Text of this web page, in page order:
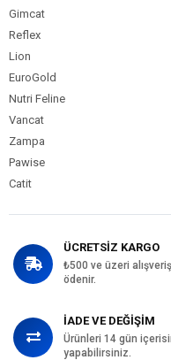
Gimcat
Reflex
Lion
EuroGold
Nutri Feline
Vancat
Zampa
Pawise
Catit
ÜCRETSİZ KARGO
₺500 ve üzeri
ödenir.
İADE VE DEĞİŞİM
Ürünleri 14 gün
yapabilirsiniz.